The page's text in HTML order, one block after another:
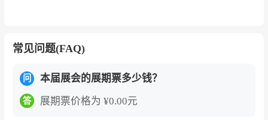
与此同时，中国本土领军品牌与国际行业翘楚同
蒙娜丽莎、波英、意万仕、威帕、蓝尔迪、芬
林、柯亚、水木沙、爵仕、世一、日出东方、巨
常见问题(FAQ)
问 本届展会的展期票多少钱？
答 展期票价格为 ¥0.00元